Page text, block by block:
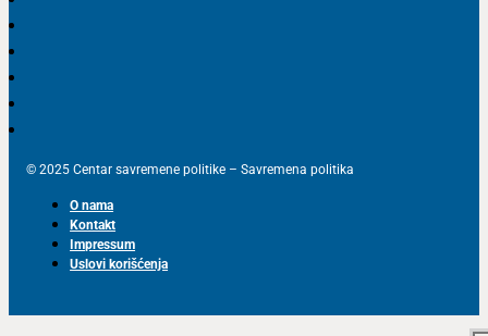
© 2025 Centar savremene politike – Savremena politika
O nama
Kontakt
Impressum
Uslovi korišćenja